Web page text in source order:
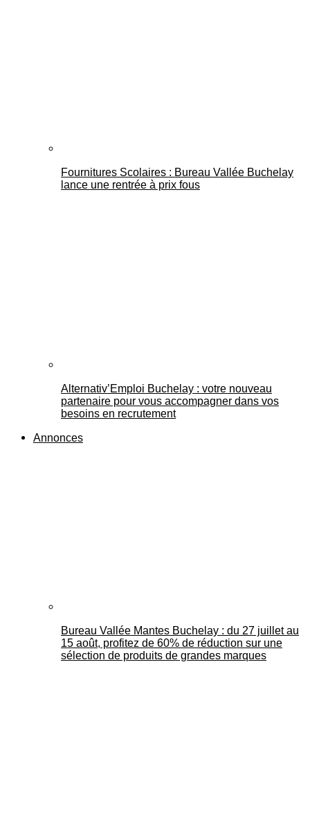
Fournitures Scolaires : Bureau Vallée Buchelay
lance une rentrée à prix fous
Alternativ’Emploi Buchelay : votre nouveau
partenaire pour vous accompagner dans vos
besoins en recrutement
Annonces
Bureau Vallée Mantes Buchelay : du 27 juillet au
15 août, profitez de 60% de réduction sur une
sélection de produits de grandes marques